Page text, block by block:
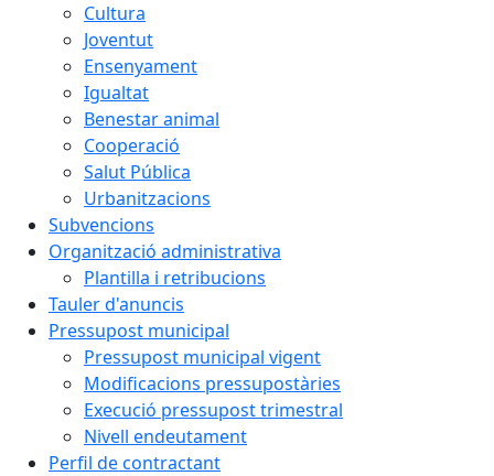
Cultura
Joventut
Ensenyament
Igualtat
Benestar animal
Cooperació
Salut Pública
Urbanitzacions
Subvencions
Organització administrativa
Plantilla i retribucions
Tauler d'anuncis
Pressupost municipal
Pressupost municipal vigent
Modificacions pressupostàries
Execució pressupost trimestral
Nivell endeutament
Perfil de contractant